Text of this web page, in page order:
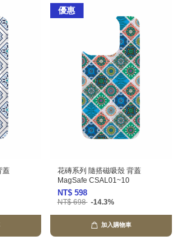
蓋
優惠
花磚系列 隨搭磁吸殼 背蓋
MagSafe CSAL01~10
NT$ 598
NT$ 698 -14.3%
加入購物車